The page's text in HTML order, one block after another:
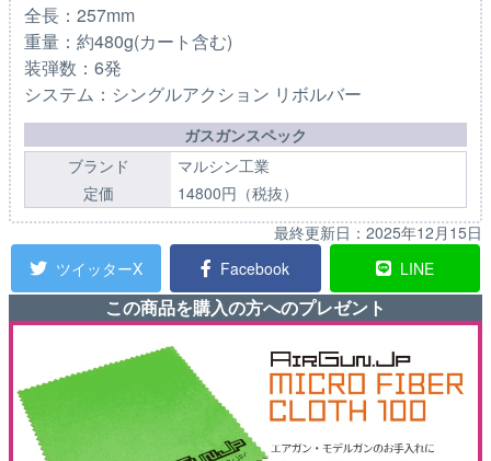
全長：257mm
重量：約480g(カート含む)
装弾数：6発
システム：シングルアクション リボルバー
ガスガンスペック
ブランド
マルシン工業
定価
14800円（税抜）
最終更新日： 2025年12月15日
ツイッターX
Facebook LINE
この商品を購入の方へのプレゼント